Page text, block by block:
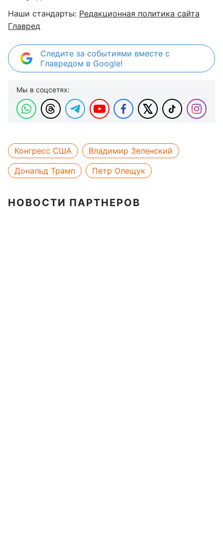
Наши стандарты: Редакционная политика сайта
Главред
Следите за событиями вместе с
Главредом в Google!
Мы в соцсетях:
Конгресс США
Владимир Зеленский
Дональд Трамп
Петр Олещук
НОВОСТИ ПАРТНЕРОВ